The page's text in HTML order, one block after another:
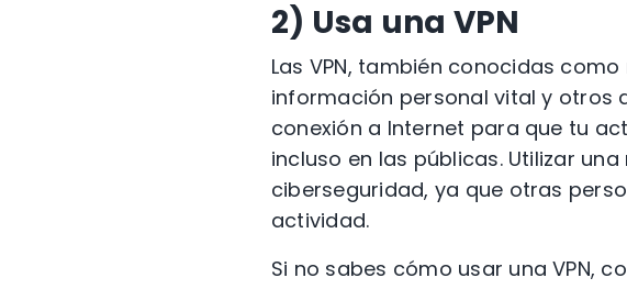
2) Usa una VPN
Las VPN, también conocidas
información personal vital y otros
conexión a Internet para que tu
incluso en las públicas. Utilizar
ciberseguridad, ya que otras
actividad.
Si no sabes cómo usar una VPN,